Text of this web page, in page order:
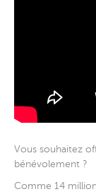
Vous souhaitez
bénévolement ?
Comme 14